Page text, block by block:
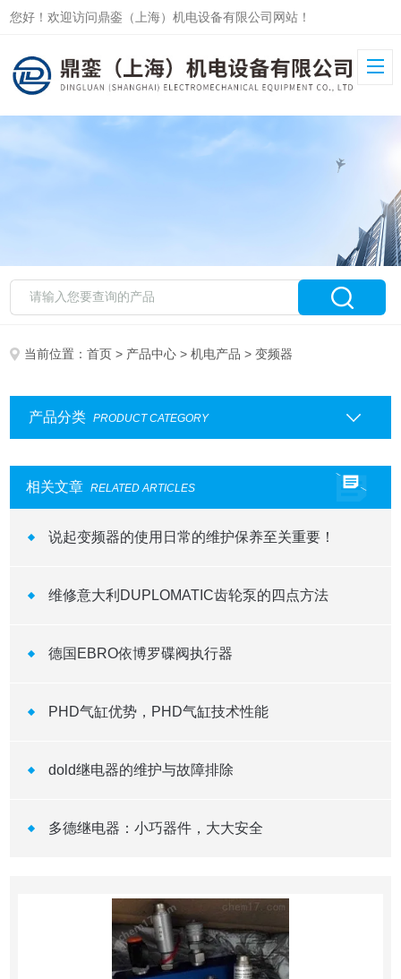
您好！欢迎访问鼎銮（上海）机电设备有限公司网站！
当前位置：首页 > 产品中心 >机电产品 > 变频器
产品分类 PRODUCT CATEGORY
相关文章 RELATED ARTICLES
说起变频器的使用日常的维护保养至关重要！
维修意大利DUPLOMATIC齿轮泵的四点方法
德国EBRO依博罗碟阀执行器
​PHD气缸优势，PHD气缸技术性能
dold继电器的维护与故障排除
多德继电器：小巧器件，大大安全